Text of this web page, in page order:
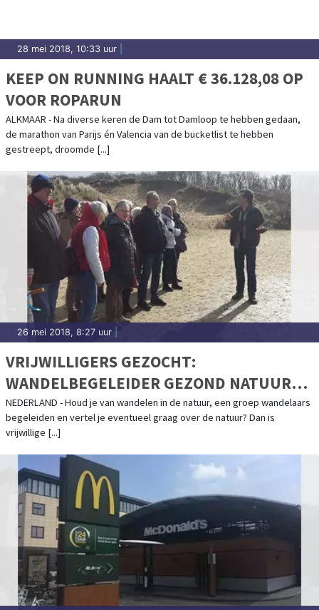
28 mei 2018, 10:33 uur
KEEP ON RUNNING HAALT € 36.128,08 OP
VOOR ROPARUN
ALKMAAR - Na diverse keren de Dam tot Damloop te hebben gedaan,
de marathon van Parijs én Valencia van de bucketlist te hebben
gestreept, droomde [...]
26 mei 2018, 8:27 uur
VRIJWILLIGERS GEZOCHT:
WANDELBEGELEIDER GEZOND NATUUR
WANDELEN
NEDERLAND - Houd je van wandelen in de natuur, een groep wandelaars
begeleiden en vertel je eventueel graag over de natuur? Dan is
vrijwillige [...]